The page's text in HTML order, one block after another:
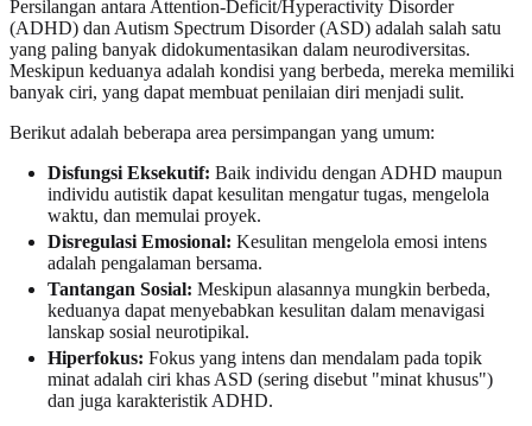
Persilangan antara Attention-Deficit/Hyperactivity Disorder
(ADHD) dan Autism Spectrum Disorder (ASD) adalah salah satu
yang paling banyak didokumentasikan dalam neurodiversitas.
Meskipun keduanya adalah kondisi yang berbeda, mereka memiliki
banyak ciri, yang dapat membuat penilaian diri menjadi sulit.
Berikut adalah beberapa area persimpangan yang umum:
Disfungsi Eksekutif: Baik individu dengan ADHD maupun
individu autistik dapat kesulitan mengatur tugas, mengelola
waktu, dan memulai proyek.
Disregulasi Emosional: Kesulitan mengelola emosi intens
adalah pengalaman bersama.
Tantangan Sosial: Meskipun alasannya mungkin berbeda,
keduanya dapat menyebabkan kesulitan dalam menavigasi
lanskap sosial neurotipikal.
Hiperfokus: Fokus yang intens dan mendalam pada topik
minat adalah ciri khas ASD (sering disebut "minat khusus")
dan juga karakteristik ADHD.